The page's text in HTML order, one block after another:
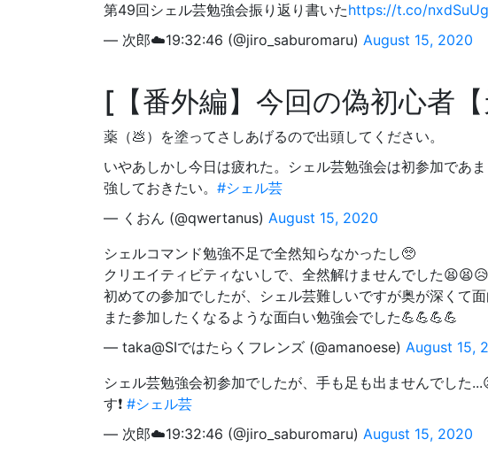
第49回シェル芸勉強会振り返り書いたhttps://t.co/
— 次郎☁️19:32:46 (@jiro_saburomaru) August 15, 2020
【番外編】今回の偽初心者【
薬（💩）を塗ってさしあげるので出頭してください。
いやあしかし今日は疲れた。シェル芸勉強会は初参加であ
強しておきたい。 #シェル芸
— くおん (@qwertanus) August 15, 2020
シェルコマンド勉強不足で全然知らなかったし🥺
クリエイティビティないしで、全然解けませんでした😫😫😥
初めての参加でしたが、シェル芸難しいですが奥が深くて
また参加したくなるような面白い勉強会でした💪💪💪💪
— taka@SIではたらくフレンズ (@amanoese) August 15,
シェル芸勉強会初参加でしたが、手も足も出ませんでした
す❗ #シェル芸
— 次郎☁️19:32:46 (@jiro_saburomaru) August 15, 2020